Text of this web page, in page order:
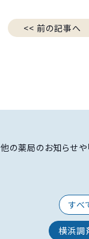
<< 前の記事へ
他の薬局のお知らせや
すべ
横浜調